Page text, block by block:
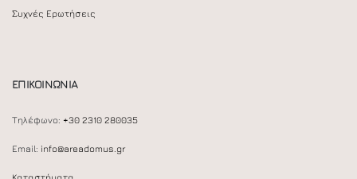
Συχνές Ερωτήσεις
ΕΠΙΚΟΙΝΩΝΙΑ
Τηλέφωνο: +30 2310 280035
Email: info@areadomus.gr